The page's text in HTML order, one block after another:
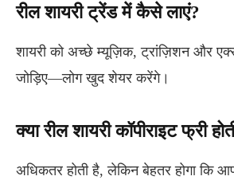
रील शायरी ट्रेंड में कैसे लाएं?
शायरी को अच्छे म्यूज़िक, ट्रांज़िशन और
जोड़िए—लोग खुद शेयर करेंगे।
क्या रील शायरी कॉपीराइट फ्री
अधिकतर होती है, लेकिन बेहतर होगा कि